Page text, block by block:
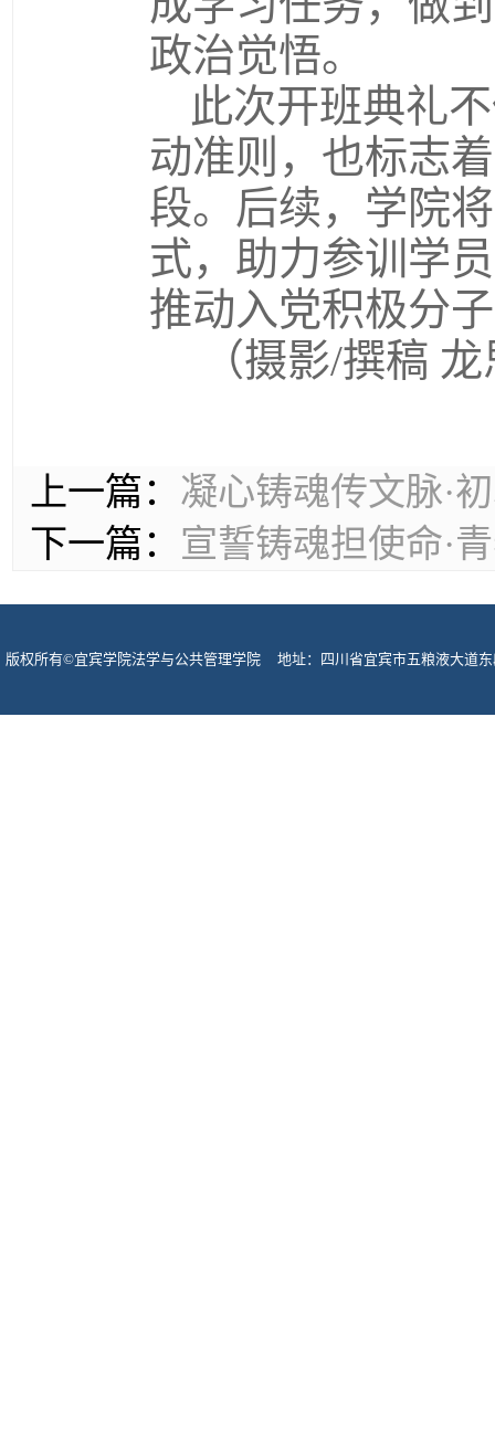
政治觉悟。
此次开班典礼
动准则，也标志
段。后续，学院
式，助力参训学
推动入党积极分
（摄影/撰稿
上一篇： 凝心铸魂传文脉·
下一篇： 宣誓铸魂担使命·
版权所有©宜宾学院法学与公共管理学院 地址：四川省宜宾市五粮液大道